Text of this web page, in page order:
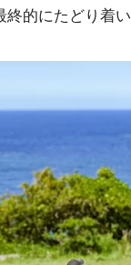
的にたどり着